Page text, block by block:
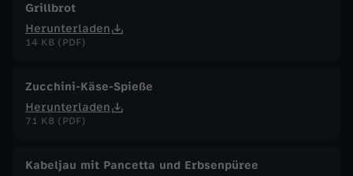
Grillbrot
Herunterladen
14 KB (PDF)
Zucchini-Käse-Spieße
Herunterladen
71 KB (PDF)
Kabeljau mit Pancetta und Erbsenpüree